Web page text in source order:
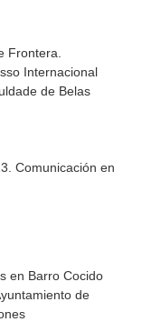
Frontera.
Internacional
de Belas
Comunicación en
en Barro Cocido
de